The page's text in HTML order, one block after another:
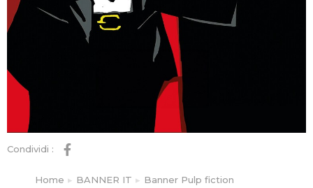
Condividi :
Tu sei qui:
Home BANNER IT Banner Pulp fiction